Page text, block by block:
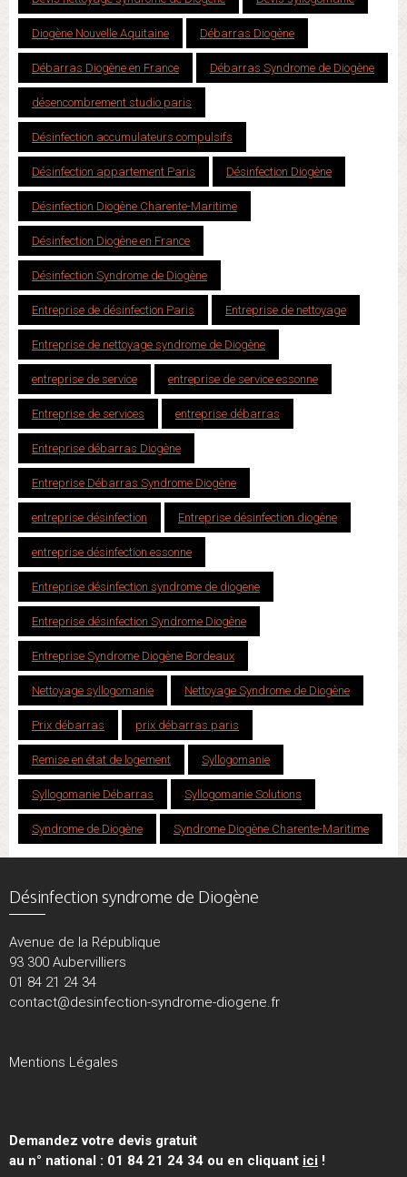
Diogène Nouvelle Aquitaine Débarras Diogène
Débarras Diogène en France Débarras Syndrome de Diogène
désencombrement studio paris
Désinfection accumulateurs compulsifs
Désinfection appartement Paris Désinfection Diogène
Désinfection Diogène Charente-Maritime
Désinfection Diogène en France
Désinfection Syndrome de Diogène
Entreprise de désinfection Paris Entreprise de nettoyage
Entreprise de nettoyage syndrome de Diogène
entreprise de service entreprise de service essonne
Entreprise de services entreprise débarras
Entreprise débarras Diogène
Entreprise Débarras Syndrome Diogène
entreprise désinfection Entreprise désinfection diogène
entreprise désinfection essonne
Entreprise désinfection syndrome de diogene
Entreprise désinfection Syndrome Diogène
Entreprise Syndrome Diogène Bordeaux
Nettoyage syllogomanie Nettoyage Syndrome de Diogène
Prix débarras prix débarras paris
Remise en état de logement Syllogomanie
Syllogomanie Débarras Syllogomanie Solutions
Syndrome de Diogène Syndrome Diogène Charente-Maritime
Désinfection syndrome de Diogène
Avenue de la République
93 300 Aubervilliers
01 84 21 24 34
contact@desinfection-syndrome-diogene.fr
Mentions Légales
Demandez votre devis gratuit
au n° national : 01 84 21 24 34 ou en cliquant ici !